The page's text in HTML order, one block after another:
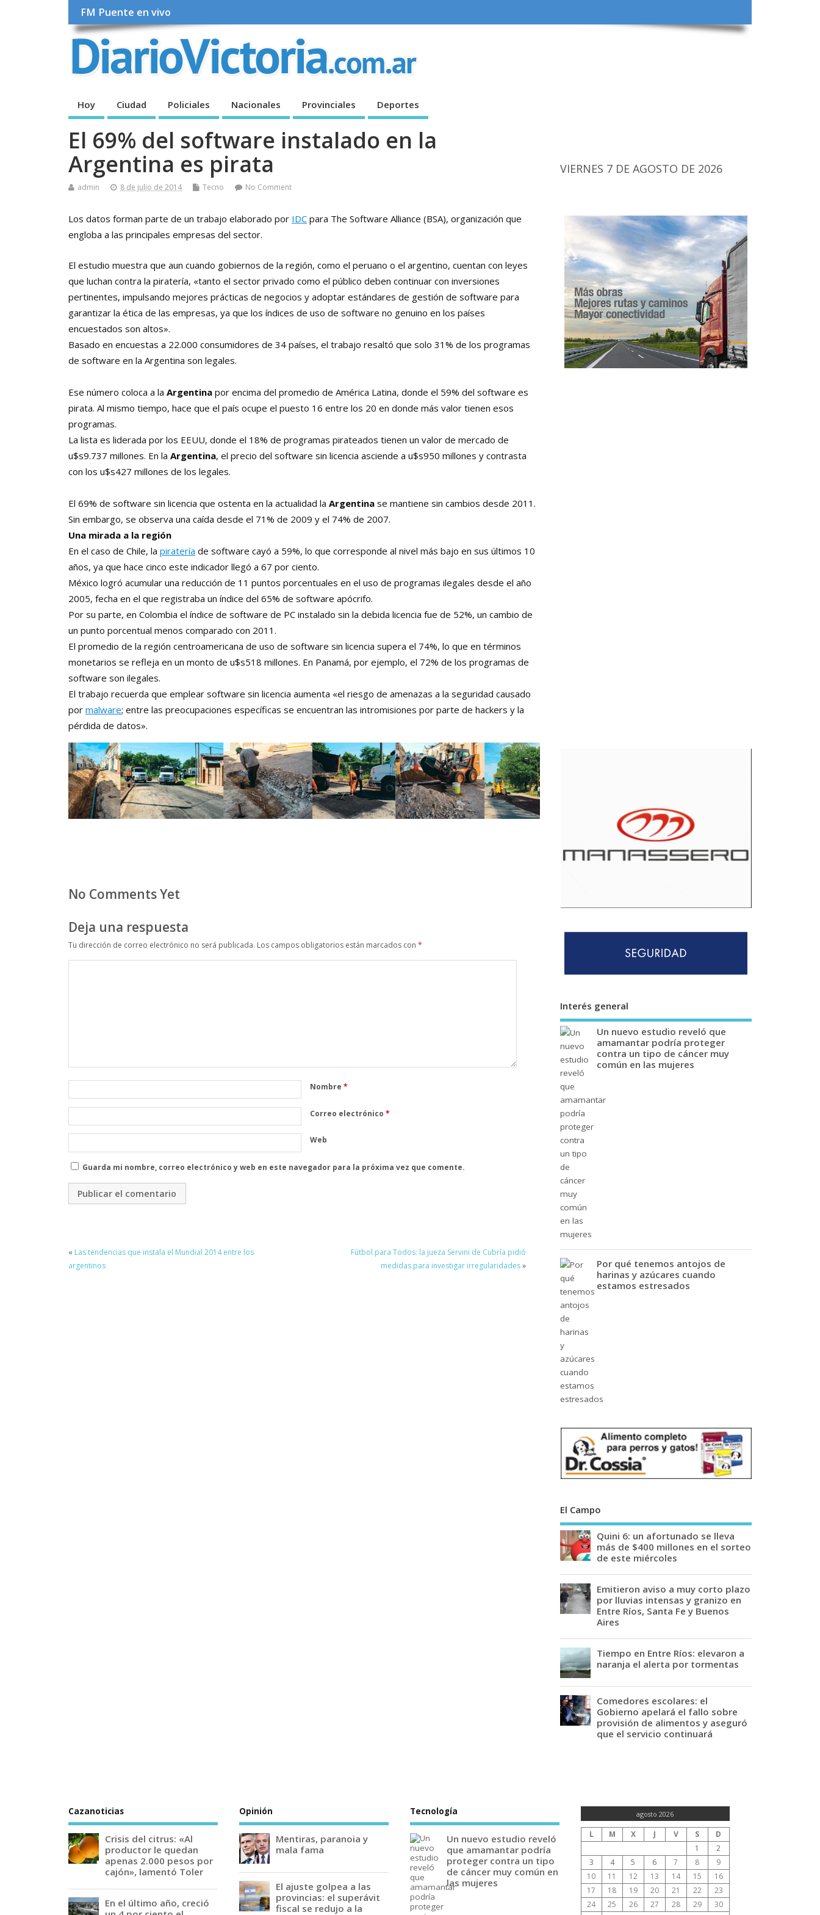
FM Puente en vivo
Hoy Ciudad Policiales Nacionales Provinciales Deportes
El 69% del software instalado en la
Argentina es pirata
admin 8 de julio de 2014 Tecno No Comment
Los datos forman parte de un trabajo elaborado por IDC para The Software Alliance (BSA), organización que
engloba a las principales empresas del sector.
El estudio muestra que aun cuando gobiernos de la región, como el peruano o el argentino, cuentan con leyes
que luchan contra la piratería, «tanto el sector privado como el público deben continuar con inversiones
pertinentes, impulsando mejores prácticas de negocios y adoptar estándares de gestión de software para
garantizar la ética de las empresas, ya que los índices de uso de software no genuino en los países
encuestados son altos».
Basado en encuestas a 22.000 consumidores de 34 países, el trabajo resaltó que solo 31% de los programas
de software en la Argentina son legales.
Ese número coloca a la Argentina por encima del promedio de América Latina, donde el 59% del software es
pirata. Al mismo tiempo, hace que el país ocupe el puesto 16 entre los 20 en donde más valor tienen esos
programas.
La lista es liderada por los EEUU, donde el 18% de programas pirateados tienen un valor de mercado de
u$s9.737 millones. En la Argentina, el precio del software sin licencia asciende a u$s950 millones y contrasta
con los u$s427 millones de los legales.
El 69% de software sin licencia que ostenta en la actualidad la Argentina se mantiene sin cambios desde 2011.
Sin embargo, se observa una caída desde el 71% de 2009 y el 74% de 2007.
Una mirada a la región
En el caso de Chile, la piratería de software cayó a 59%, lo que corresponde al nivel más bajo en sus últimos 10
años, ya que hace cinco este indicador llegó a 67 por ciento.
México logró acumular una reducción de 11 puntos porcentuales en el uso de programas ilegales desde el año
2005, fecha en el que registraba un índice del 65% de software apócrifo.
Por su parte, en Colombia el índice de software de PC instalado sin la debida licencia fue de 52%, un cambio de
un punto porcentual menos comparado con 2011.
El promedio de la región centroamericana de uso de software sin licencia supera el 74%, lo que en términos
monetarios se refleja en un monto de u$s518 millones. En Panamá, por ejemplo, el 72% de los programas de
software son ilegales.
El trabajo recuerda que emplear software sin licencia aumenta «el riesgo de amenazas a la seguridad causado
por malware; entre las preocupaciones específicas se encuentran las intromisiones por parte de hackers y la
pérdida de datos».
No Comments Yet
Deja una respuesta
Tu dirección de correo electrónico no será publicada. Los campos obligatorios están marcados con *
Nombre *
Correo electrónico *
Web
Guarda mi nombre, correo electrónico y web en este navegador para la próxima vez que comente.
« Las tendencias que instala el Mundial 2014 entre los
argentinos
Fútbol para Todos: la jueza Servini de Cubría pidió
medidas para investigar irregularidades»
VIERNES 7 DE AGOSTO DE 2026
Interés general
Un nuevo estudio reveló que
amamantar podría proteger
contra un tipo de cáncer muy
común en las mujeres
Por qué tenemos antojos de
harinas y azúcares cuando
estamos estresados
El Campo
Quini 6: un afortunado se lleva
más de $400 millones en el sorteo
de este miércoles
Emitieron aviso a muy corto plazo
por lluvias intensas y granizo en
Entre Ríos, Santa Fe y Buenos
Aires
Tiempo en Entre Ríos: elevaron a
naranja el alerta por tormentas
Comedores escolares: el
Gobierno apelará el fallo sobre
provisión de alimentos y aseguró
que el servicio continuará
Cazanoticias
Crisis del citrus: «Al
productor le quedan
apenas 2.000 pesos por
cajón», lamentó Toler
En el último año, creció
Opinión
Mentiras, paranoia y
mala fama
El ajuste golpea a las
provincias: el superávit
fiscal se redujo a la
Tecnología
Un nuevo estudio reveló
que amamantar podría
proteger contra un tipo
de cáncer muy común en
las mujeres
agosto 2026
L M X J V S
D
1
2
3
4 5 6 7 8
9
10
11 12 13 14 15
16
17
18 19 20 21 22
23
24
25 26 27 28 29
30